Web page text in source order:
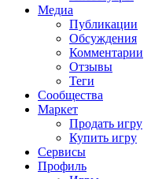
Медиа
Публикации
Обсуждения
Комментарии
Отзывы
Теги
Сообщества
Маркет
Продать игру
Купить игру
Сервисы
Профиль